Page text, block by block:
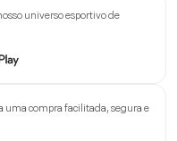
universo esportivo de
uma compra facilitada, segura e